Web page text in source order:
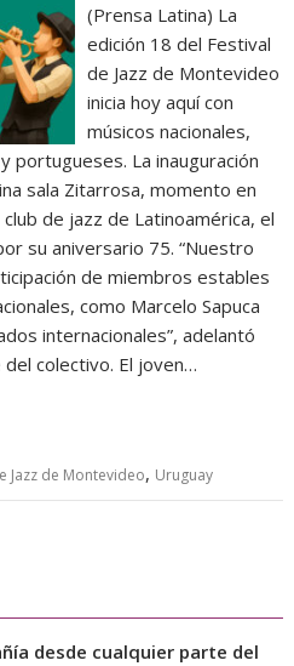
(Prensa Latina) La
edición 18 del Festival
de Jazz de Montevideo
inicia hoy aquí con
músicos nacionales,
portugueses. La inauguración
sala Zitarrosa, momento en
de jazz de Latinoamérica, el
su aniversario 75. “Nuestro
de miembros estables
como Marcelo Sapuca
internacionales”, adelantó
colectivo. El joven…
Jazz de Montevideo, Uruguay
desde cualquier parte del